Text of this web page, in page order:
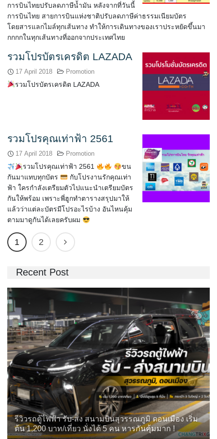
การบินไทยปรับลดภาษีน้ำมัน หลังจากที่วันนี้
การบินไทย สายการบินแห่งชาติปรับลดภาษีค่าธรรมเนียมบัตร
โดยสารแลกไมล์ทุกเส้นทาง ทำให้การเดินทางของเราประหยัดขึ้นมา
กกกกในทุกเส้นทางที่ออกจากประเทศไทย
รวมโปรบัตรเครดิต LAZADA
17 April 2018 Promotion
รวมโปรบัตรเครดิต LAZADA
รวมโปรคุณเท่าฟ้า 2561
17 April 2018 Promotion
รวมโปรคุณเท่าฟ้า 2561
ขน
กันมาแทบทุกบัตร
กับโปรงานรักคุณเท่า
ฟ้า ใครกำลังเตรียมตัวไปแนะนำเตรียมบัตร
กันให้พร้อม เพราะพี่ฮูกทำตารางสรุปมาให้
แล้วว่าแต่ละบัตรมีโปรอะไรบ้าง อันไหนคุ้ม
ตามมาดูกันได้เลยครับผม
1 2
Recent Post
รีวิวรถตู้ไฟฟ้า รับ-ส่ง สนามบินสุวรรณภูมิ ดอนเมือง เริ่ม
ต้น 1,200 บาท/เที่ยว นั่งได้ 5 คน หารกันคุ้มมาก !